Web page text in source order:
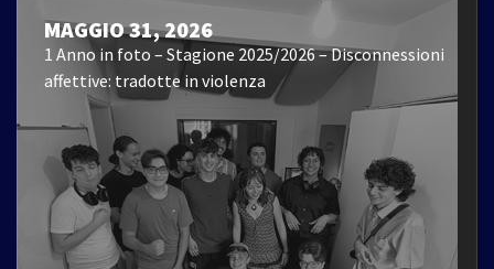
MAGGIO 31, 2026
1 Anno in foto – Stagione 2025/2026 – Disconnessioni
affettive: tradotte in violenza